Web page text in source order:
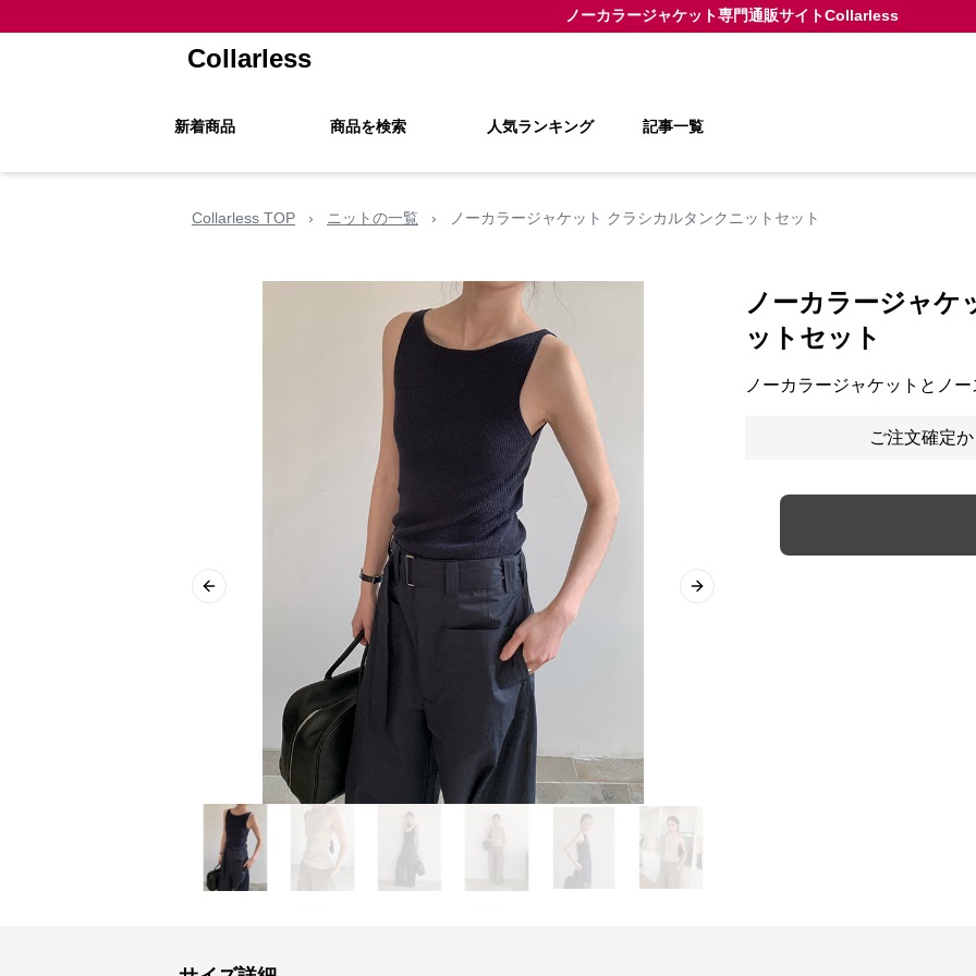
ノーカラージャケット専門通販サイトCollarless
Collarless
新着商品 商品を検索 人気ランキング 記事一覧
Collarless TOP › ニットの一覧 › ノーカラージャケット クラシカルタンクニットセット
Previous slide Next slide
ノーカラージャケ
ットセット
ノーカラージャケットとノ
ご注文確定